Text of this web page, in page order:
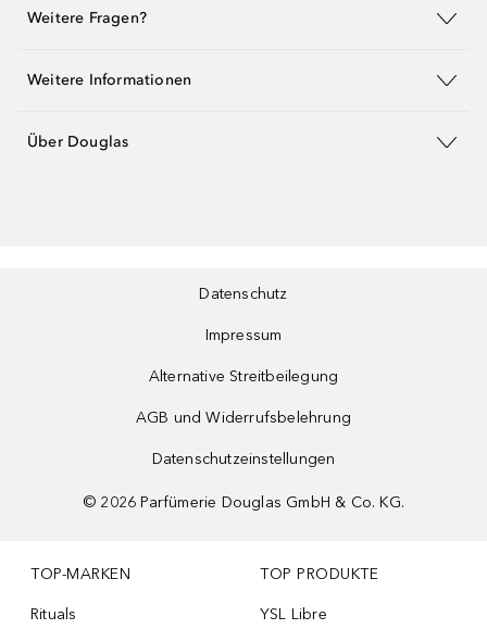
Weitere Fragen?
Weitere Informationen
Über Douglas
Datenschutz
Impressum
Alternative Streitbeilegung
AGB und Widerrufsbelehrung
Datenschutzeinstellungen
© 2026 Parfümerie Douglas GmbH & Co. KG.
TOP-MARKEN
Rituals
TOP PRODUKTE
YSL Libre